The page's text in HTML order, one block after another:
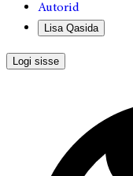
Autorid
Lisa Qasida
Logi sisse